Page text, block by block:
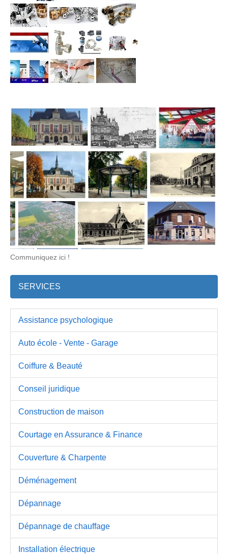
Communiquez ici !
SERVICES
Assistance psychologique
Auto école - Vente - Garage
Coiffure & Beauté
Conseil juridique
Construction de maison
Courtage en Assurance & Finance
Couverture & Charpente
Déménagement
Dépannage
Dépannage de chauffage
Installation électrique